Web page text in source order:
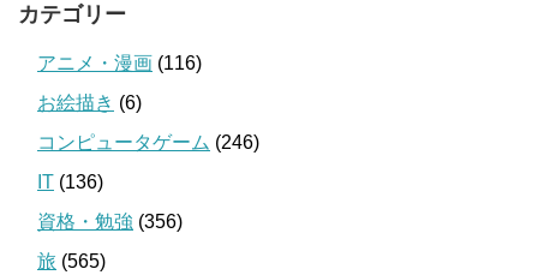
カテゴリー
アニメ・漫画 (116)
お絵描き (6)
コンピュータゲーム (246)
IT (136)
資格・勉強 (356)
旅 (565)